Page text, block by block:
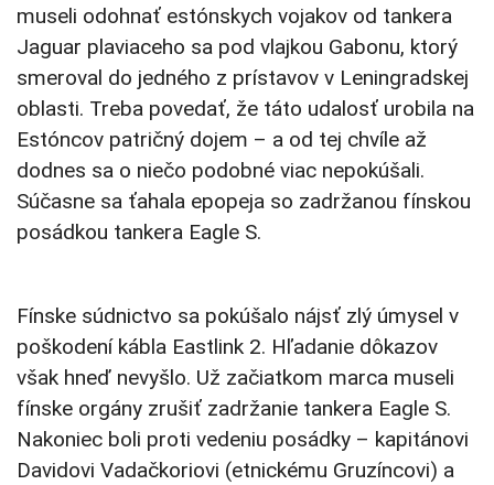
museli odohnať estónskych vojakov od tankera
Jaguar plaviaceho sa pod vlajkou Gabonu, ktorý
smeroval do jedného z prístavov v Leningradskej
oblasti. Treba povedať, že táto udalosť urobila na
Estóncov patričný dojem – a od tej chvíle až
dodnes sa o niečo podobné viac nepokúšali.
Súčasne sa ťahala epopeja so zadržanou fínskou
posádkou tankera Eagle S.
Fínske súdnictvo sa pokúšalo nájsť zlý úmysel v
poškodení kábla Eastlink 2. Hľadanie dôkazov
však hneď nevyšlo. Už začiatkom marca museli
fínske orgány zrušiť zadržanie tankera Eagle S.
Nakoniec boli proti vedeniu posádky – kapitánovi
Davidovi Vadačkoriovi (etnickému Gruzíncovi) a